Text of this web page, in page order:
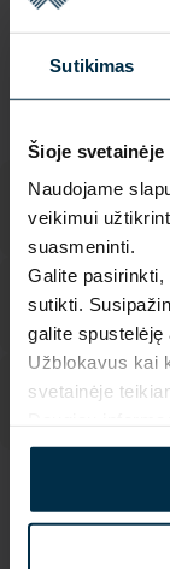
Sutikimas
Šioje
Naudojame
veikimui
suasmeninti.
Galite
sutikti.
galite
Užblokavus kai
svetainėje
Grąžinimas - 14
Panevėžys, 35113
SAVYBĖS